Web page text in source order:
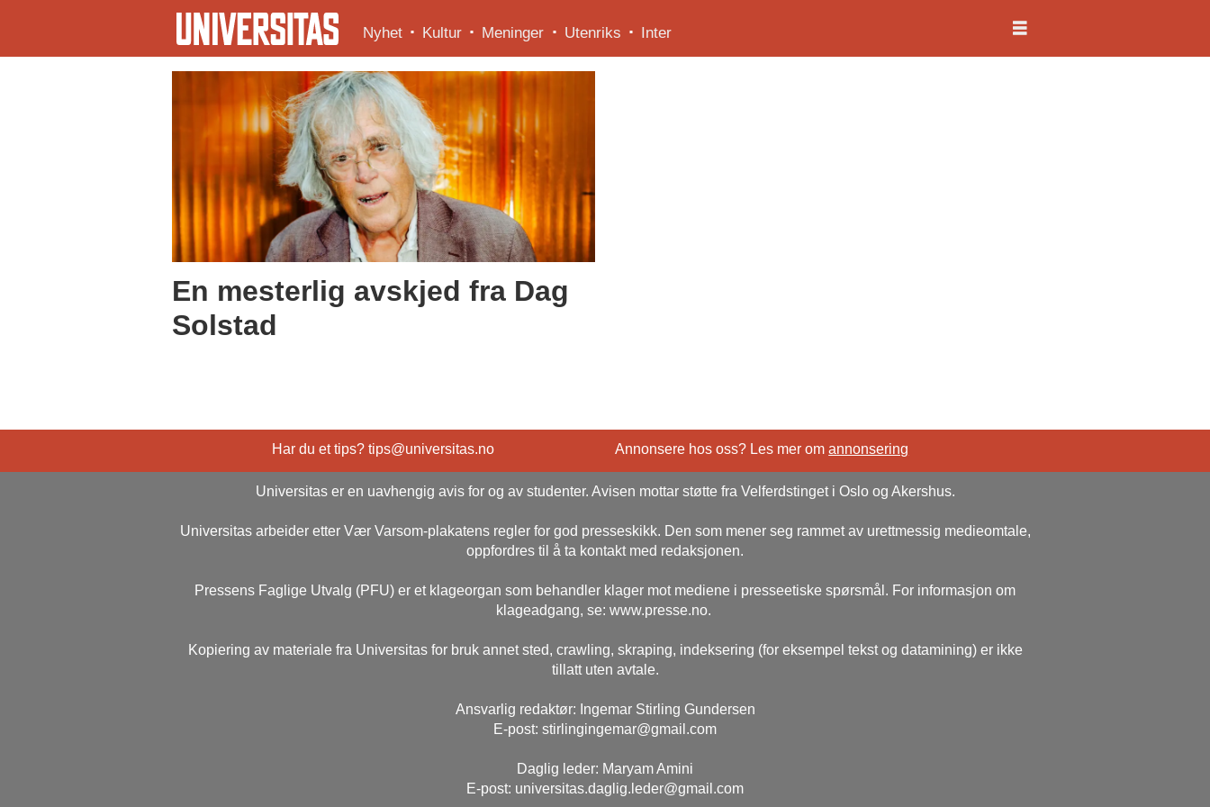
Nyhet Kultur Meninger Utenriks Inter
familieforhold
En mesterlig avskjed fra Dag
Solstad
Har du et tips? tips@universitas.no Annonsere hos oss? Les mer omannonsering
Universitas er en uavhengig avis for og av studenter. Avisen mottar støtte fra Velferdstinget i Oslo og Akershus.
Universitas arbeider etter Vær Varsom-plakatens regler for god presseskikk. Den som mener seg rammet av urettmessig medieomtale,
oppfordres til å ta kontakt med redaksjonen.
Pressens Faglige Utvalg (PFU) er et klageorgan som behandler klager mot mediene i presseetiske spørsmål. For informasjon om
klageadgang, se: www.presse.no.
Kopiering av materiale fra Universitas for bruk annet sted, crawling, skraping, indeksering (for eksempel tekst og datamining) er ikke
tillatt uten avtale.
Ansvarlig redaktør: Ingemar Stirling Gundersen
E-post: stirlingingemar@gmail.com
Daglig leder: Maryam Amini
E-post: universitas.daglig.leder@gmail.com